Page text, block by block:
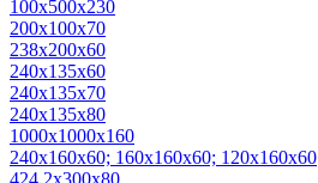
100х500х230
200х100х70
238х200х60
240х135х60
240х135х70
240х135х80
1000х1000х160
240х160х60; 160х160х60; 120х160х60
424,2х300х80